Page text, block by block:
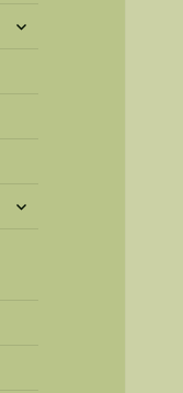
untermenü
untermenü